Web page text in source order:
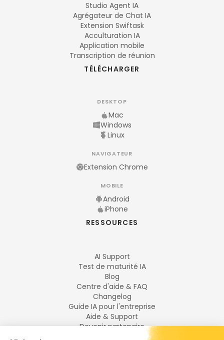
Studio Agent IA
Agrégateur de Chat IA
Extension Swiftask
Acculturation IA
Application mobile
Transcription de réunion
TÉLÉCHARGER
DESKTOP
Mac
Windows
Linux
NAVIGATEUR
Extension Chrome
MOBILE
Android
iPhone
RESSOURCES
AI Support
Test de maturité IA
Blog
Centre d'aide & FAQ
Changelog
Guide IA pour l'entreprise
Aide & Support
Devenir partenaire